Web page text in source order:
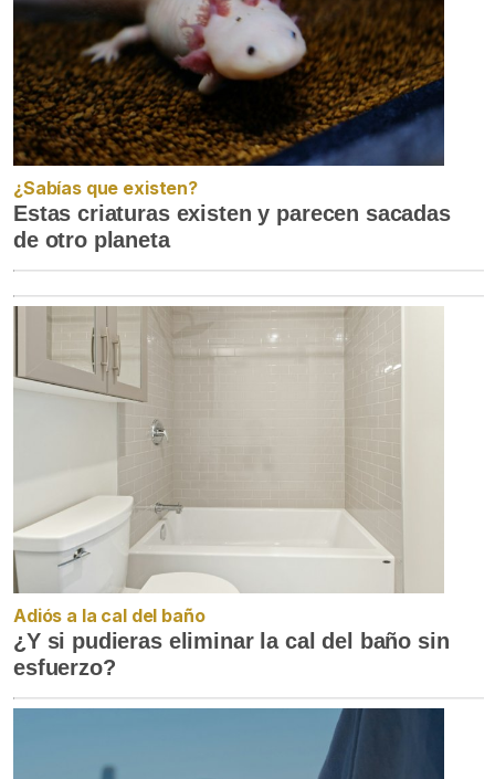
¿Sabías que existen?
Estas criaturas existen y parecen sacadas
de otro planeta
Adiós a la cal del baño
¿Y si pudieras eliminar la cal del baño sin
esfuerzo?